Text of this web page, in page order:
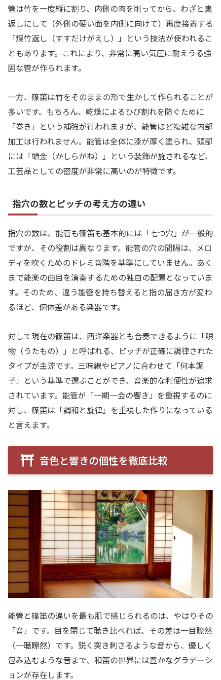
管は竹を一度縦に割り、内側の肉を削ってから、わざと裏
返しにして（外側の硬い面を内側に向けて）再度接着する
「煤竹返し（すすだけがえし）」という技法が使われるこ
ともあります。これにより、非常に高い気圧に耐えうる強
固な管が作られます。
一方、篠笛は竹をそのままの形で生かして作られることが
多いです。もちろん、乾燥によるひび割れを防ぐために
「巻き」という補強が行われますが、能管ほど複雑な内部
加工は行われません。能管は全体に漆が厚く塗られ、頭部
には「頭金（かしらがね）」という装飾が施されるなど、
工芸品としての密度が非常に高いのが特徴です。
指穴の数とピッチの考え方の違い
指穴の数は、能管も篠笛も基本的には「七つ穴」が一般的
ですが、その役割は異なります。能管の穴の間隔は、メロ
ディを吹くためのドレミ音階を基準にしていません。あく
まで能楽の曲目を演奏するための独自の配置となっていま
す。そのため、違う能管を持ち替えると指の届き方が変わ
るほど、個体差がある楽器です。
対して現在の篠笛は、西洋楽器とも合奏できるように「唄
物（うたもの）」と呼ばれる、ピッチが正確に調律された
タイプが主流です。三味線やピアノに合わせて「何本調
子」という基準で選ぶことができ、音楽的な利便性が追求
されています。能管が「一期一会の響き」を重視するのに
対し、篠笛は「調和と旋律」を重視した作りになっている
と言えます。
音色と響きの個性を徹底比較
能管と篠笛の違いを最も肌で感じられるのは、やはりその
「音」です。目を閉じて聴き比べれば、その差は一目瞭然
（一聴瞭然）です。鋭く突き刺さるような音から、優しく
包み込むような音まで、和笛の世界には豊かなグラデーシ
ョンが存在します。